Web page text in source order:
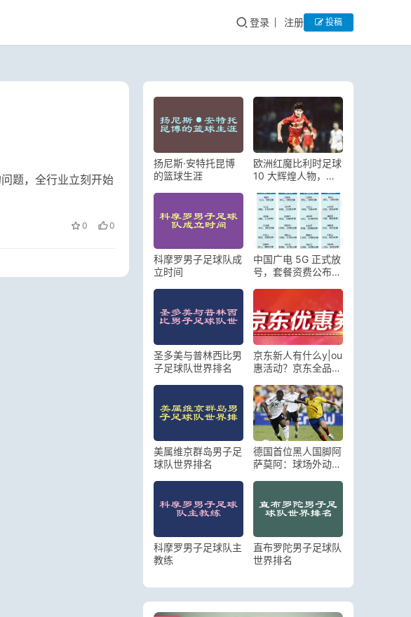
登录 注册 投稿
题，全行业立刻开始
0 0
扬尼斯·安特托昆博
的篮球生涯
欧洲红魔比利时足球
10 大辉煌人物，你
科摩罗男子足球队成
立时间
中国广电 5G 正式放
号，套餐资费公布，
圣多美与普林西比男
子足球队世界排名
京东新人有什么y|ou
惠活动？京东全品类
美属维京群岛男子足
球队世界排名
德国首位黑人国脚阿
萨莫阿：球场外动静
科摩罗男子足球队主
教练
直布罗陀男子足球队
世界排名